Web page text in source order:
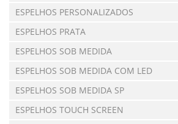
ESPELHOS PERSONALIZADOS
ESPELHOS PRATA
ESPELHOS SOB MEDIDA
ESPELHOS SOB MEDIDA COM LED
ESPELHOS SOB MEDIDA SP
ESPELHOS TOUCH SCREEN